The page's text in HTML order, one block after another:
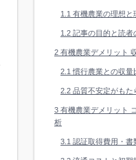
1.1 有機農業の理想と
1.2 記事の目的と読者
2 有機農業デメリット
2.1 慣行農業との収量
2.2 品質不安定がもた
3 有機農業デメリット
析
3.1 認証取得費用・書